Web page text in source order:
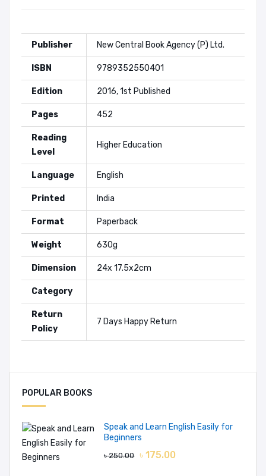
Publisher New Central Book Agency (P) Ltd.
ISBN 9789352550401
Edition 2016, 1st Published
Pages 452
Reading
Level
Higher Education
Language English
Printed India
Format Paperback
Weight 630g
Dimension 24x 17.5x2cm
Category
Return
Policy
7 Days Happy Return
Add A Review
Your Rating
POPULAR BOOKS
Speak and Learn English Easily for
Beginners
৳ 250.00 ৳ 175.00